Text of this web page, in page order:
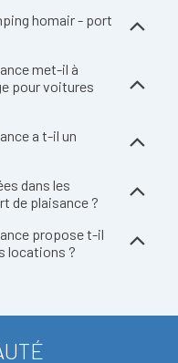
homair - port
met-il à
pour voitures
a t-il un
dans les
de plaisance ?
propose t-il
locations ?